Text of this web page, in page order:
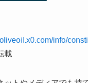
info/
載